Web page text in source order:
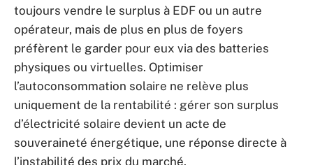
toujours vendre le surplus à EDF ou un autre
opérateur, mais de plus en plus de foyers
préfèrent le garder pour eux via des batteries
physiques ou virtuelles. Optimiser
l’autoconsommation solaire ne relève plus
uniquement de la rentabilité : gérer son surplus
d’électricité solaire devient un acte de
souveraineté énergétique, une réponse directe à
l’instabilité des prix du marché.